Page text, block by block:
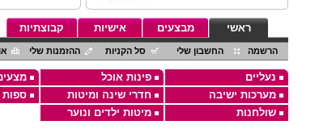
ראשי מבצעים אישיות קבוצתיות
הרשמה החשבון שלי סל הקניות ההזמנות שלי
נעליים פינות אוכל
מערכות ישיבה
חדרי שינה ומיטות ספות
שולחנות
מיטות ילדים ונוער